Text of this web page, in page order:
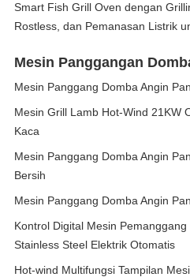
Smart Fish Grill Oven dengan
Rostless, dan Pemanasan Listrik
Mesin Panggangan
Mesin Panggang Domba Angin
Mesin Grill Lamb Hot-Wind 21KW
Kaca
Mesin Panggang Domba Angin
Bersih
Mesin Panggang Domba Angin
Kontrol Digital Mesin
Stainless Steel Elektrik Otomatis
Hot-wind Multifungsi Tampilan